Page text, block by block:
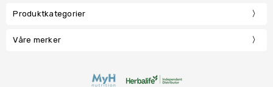
Produktkategorier
Våre merker